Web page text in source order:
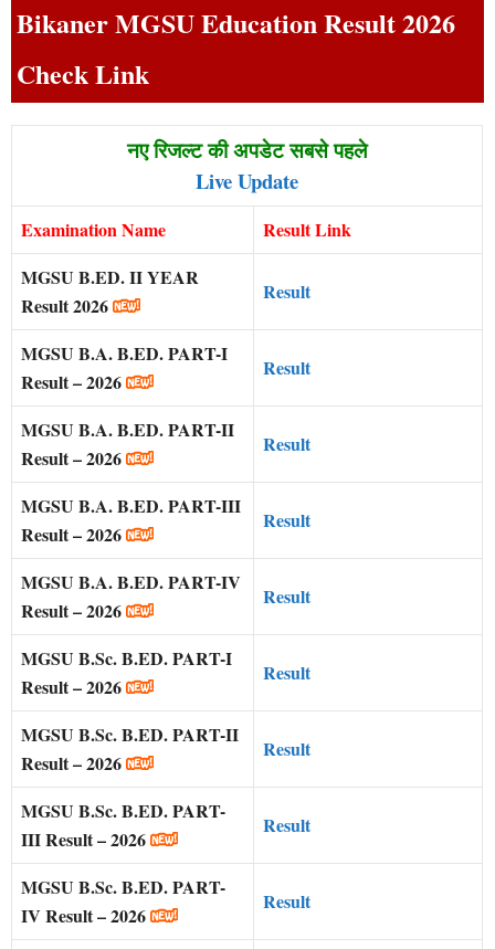
Bikaner MGSU Education Result 2026
Check Link
नए रिजल्ट की अपडेट सबसे पहले
Live Update
Examination Name
Result Link
MGSU B.ED. II YEAR
Result 2026
Result
MGSU B.A. B.ED. PART-I
Result – 2026
Result
MGSU B.A. B.ED. PART-II
Result – 2026
Result
MGSU B.A. B.ED. PART-III
Result – 2026
Result
MGSU B.A. B.ED. PART-IV
Result – 2026
Result
MGSU B.Sc. B.ED. PART-I
Result – 2026
Result
MGSU B.Sc. B.ED. PART-II
Result – 2026
Result
MGSU B.Sc. B.ED. PART-
III Result – 2026
Result
MGSU B.Sc. B.ED. PART-
IV Result – 2026
Result